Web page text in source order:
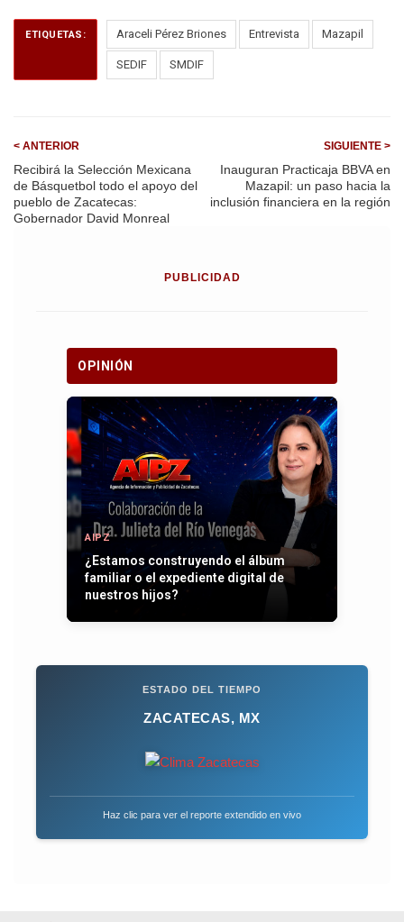
b
o
o
s
A
gr
a
ETIQUETAS: Araceli Pérez Briones Entrevista Mazapil
SEDIF SMDIF
< ANTERIOR
Recibirá la Selección Mexicana
de Básquetbol todo el apoyo del
pueblo de Zacatecas:
Gobernador David Monreal
SIGUIENTE >
Inauguran Practicaja BBVA en
Mazapil: un paso hacia la
inclusión financiera en la región
PUBLICIDAD
OPINIÓN
AIPZ
¿Estamos construyendo el álbum
familiar o el expediente digital de
nuestros hijos?
ESTADO DEL TIEMPO
ZACATECAS, MX
Haz clic para ver el reporte extendido en vivo